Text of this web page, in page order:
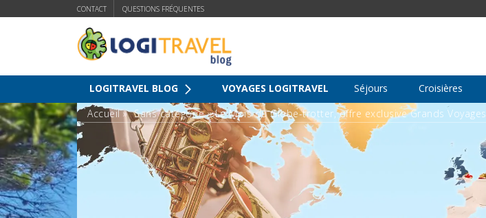
CONTACT QUESTIONS FRÉQUENTES
LOGITRAVEL BLOG VOYAGES LOGITRAVEL Séjours Croisières
Accueil» Sans catégorie»Le Mois du Globe-trotter, offre exclusive Grands Voyages